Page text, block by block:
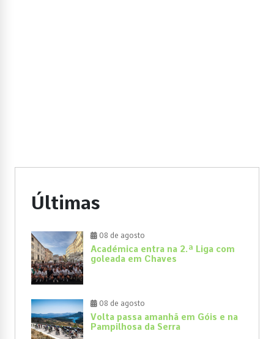
Últimas
08 de agosto
Académica entra na 2.ª Liga com
goleada em Chaves
08 de agosto
Volta passa amanhã em Góis e na
Pampilhosa da Serra